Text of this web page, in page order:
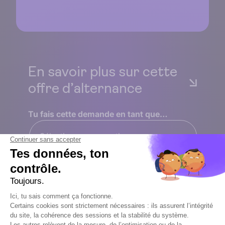
En savoir plus sur cette
offre d’alternance
Tu fais cette demande en tant que…
Sélectionnez une option
Ton nom